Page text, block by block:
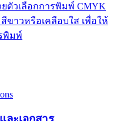
ตัวเลือกการพิมพ์ CMYK
ขาวหรือเคลือบใส เพื่อให้
พิมพ์